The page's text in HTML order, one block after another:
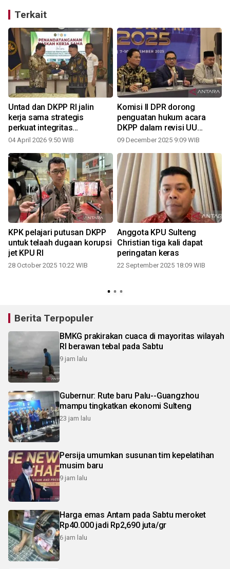
Terkait
Untad dan DKPP RI jalin
kerja sama strategis
perkuat integritas
demokrasi
04 April 2026 9:50 WIB
Komisi II DPR dorong
penguatan hukum acara
DKPP dalam revisi UU
Pemilu
09 December 2025 9:09 WIB
KPK pelajari putusan DKPP
untuk telaah dugaan korupsi
jet KPU RI
28 October 2025 10:22 WIB
Anggota KPU Sulteng
Christian tiga kali dapat
peringatan keras
22 September 2025 18:09 WIB
Berita Terpopuler
BMKG prakirakan cuaca di mayoritas wilayah
RI berawan tebal pada Sabtu
9 jam lalu
Gubernur: Rute baru Palu--Guangzhou
mampu tingkatkan ekonomi Sulteng
23 jam lalu
Persija umumkan susunan tim kepelatihan
musim baru
9 jam lalu
Harga emas Antam pada Sabtu meroket
Rp40.000 jadi Rp2,690 juta/gr
6 jam lalu